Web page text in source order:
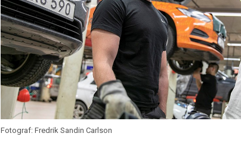
Fotograf: Fredrik Sandin Carlson